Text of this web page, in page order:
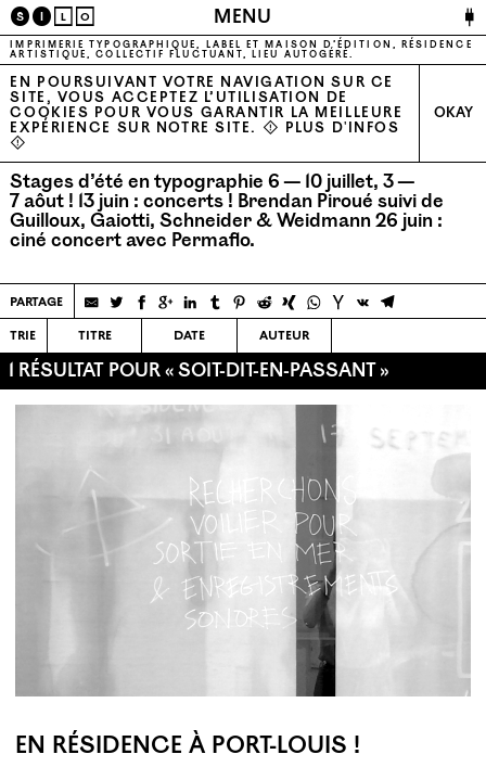
SIL O MENU 🔌
IMPRIMERIE TYPOGRAPHIQUE, LABEL ET MAISON D’ÉDITION, RÉSIDENCE
ARTISTIQUE, COLLECTIF FLUCTUANT, LIEU AUTOGÉRÉ.
EN POURSUIVANT VOTRE NAVIGATION SUR CE
SITE, VOUS ACCEPTEZ L’UTILISATION DE
COOKIES POUR VOUS GARANTIR LA MEILLEURE
EXPÉRIENCE SUR NOTRE SITE. ⚠ PLUS D'INFOS
⚠
OKAY
Stages d’été en typographie 6 — 10 juillet, 3 —
7 aôut ! 13 juin : concerts ! Brendan Piroué suivi de
Guilloux, Gaiotti, Schneider & Weidmann26 juin :
ciné concert avec Permaflo.
partage
trie
titre date auteur
1 RÉSULTAT POUR « SOIT-DIT-EN-PASSANT »
EN RÉSIDENCE À PORT-LOUIS !